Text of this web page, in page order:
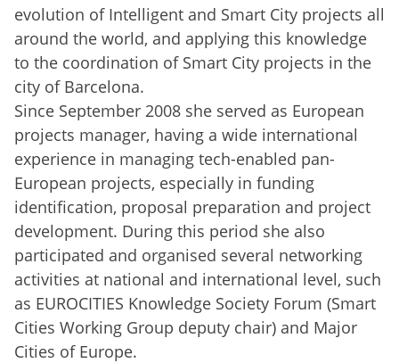
evolution of Intelligent and Smart City projects all
around the world, and applying this knowledge
to the coordination of Smart City projects in the
city of Barcelona.
Since September 2008 she served as European
projects manager, having a wide international
experience in managing tech-enabled pan-
European projects, especially in funding
identification, proposal preparation and project
development. During this period she also
participated and organised several networking
activities at national and international level, such
as EUROCITIES Knowledge Society Forum (Smart
Cities Working Group deputy chair) and Major
Cities of Europe.